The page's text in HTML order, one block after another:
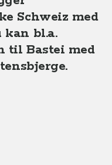
Schweiz med
kan bl.a.
til Bastei med